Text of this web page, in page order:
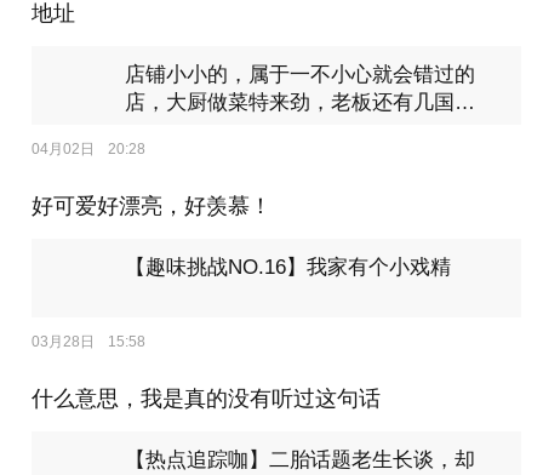
地址
店铺小小的，属于一不小心就会错过的
店，大厨做菜特来劲，老板还有几国文
04月02日 20:28
好可爱好漂亮，好羡慕！
【趣味挑战NO.16】我家有个小戏精
03月28日 15:58
什么意思，我是真的没有听过这句话
【热点追踪咖】二胎话题老生长谈，却